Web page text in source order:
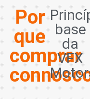
Por
que
comprar
base
da
VFX
Motors